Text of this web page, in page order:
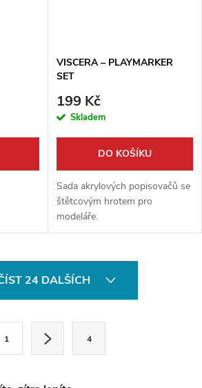
VISCERA – PLAYMARKER
SET
199 Kč
Skladem
DO KOŠÍKU
Sada akrylových popisovačů se
štětcovým hrotem pro
modeláře.
24 DALŠÍCH
1 4